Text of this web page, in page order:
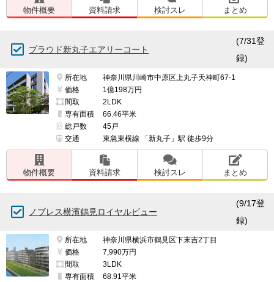
物件概要 資料請求 検討スレ まとめ
プラウド新丸子エアリーコート
(7/31登
録)
所在地
神奈川県川崎市中原区上丸子天神町67-1
価格
1億198万円
間取
2LDK
専有面積
66.46平米
総戸数
45戸
交通
東急東横線 「新丸子」駅 徒歩9分
物件概要 資料請求 検討スレ まとめ
ノブレス横濱鶴見ロイヤルビュー
(9/17登
録)
所在地
神奈川県横浜市鶴見区下末吉2丁目
価格
7,990万円
間取
3LDK
専有面積
68.91平米